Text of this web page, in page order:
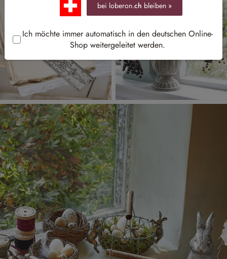
bei loberon.ch bleiben »
Ich möchte immer automatisch in den deutschen Online-
Shop weitergeleitet werden.